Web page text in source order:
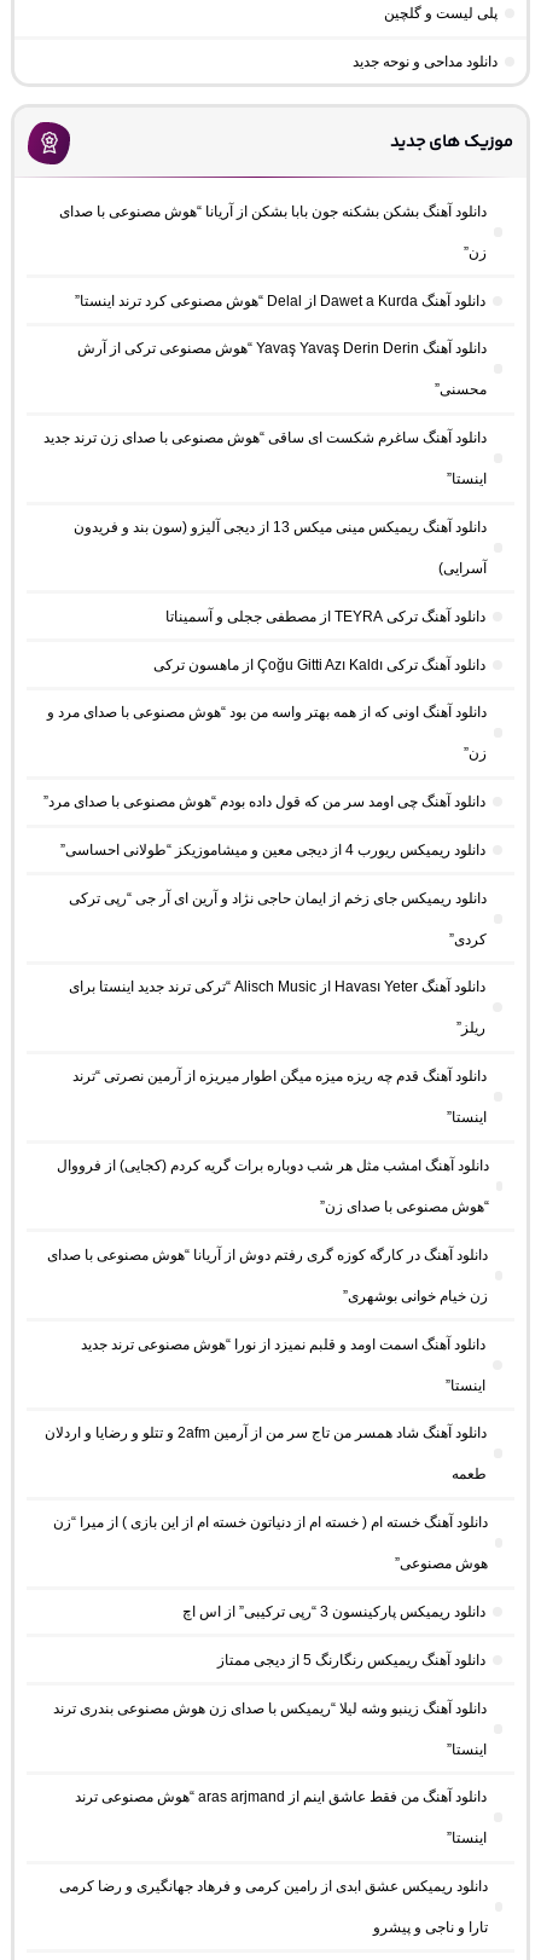
پلی لیست و گلچین
دانلود مداحی و نوحه جدید
موزیک های جدید
دانلود آهنگ بشکن بشکنه جون بابا بشکن از آریانا “هوش مصنوعی با صدای
زن”
دانلود آهنگ Dawet a Kurda از Delal “هوش مصنوعی کرد ترند اینستا”
دانلود آهنگ Yavaş Yavaş Derin Derin “هوش مصنوعی ترکی از آرش
محسنی”
دانلود آهنگ ساغرم شکست ای ساقی “هوش مصنوعی با صدای زن ترند جدید
اینستا”
دانلود آهنگ ریمیکس مینی میکس 13 از دیجی آلیزو (سون بند و فریدون
آسرایی)
دانلود آهنگ ترکی TEYRA از مصطفی ججلی و آسمیناتا
دانلود آهنگ ترکی Çoğu Gitti Azı Kaldı از ماهسون ترکی
دانلود آهنگ اونی که از همه بهتر واسه من بود “هوش مصنوعی با صدای مرد و
زن”
دانلود آهنگ چی اومد سر من که قول داده بودم “هوش مصنوعی با صدای مرد”
دانلود ریمیکس ریورب 4 از دیجی معین و میشاموزیکز “طولانی احساسی”
دانلود ریمیکس جای زخم از ایمان حاجی نژاد و آرین ای آر جی “رپی ترکی
کردی”
دانلود آهنگ Havası Yeter از Alisch Music “ترکی ترند جدید اینستا برای
ریلز”
دانلود آهنگ ﻗﺪم ﭼﻪ رﻳﺰه ﻣﻴﺰه ﻣﻴﮕﻦ اﻃﻮار ﻣﻴﺮﻳﺰه از آرمین نصرتی “ترند
اینستا”
دانلود آهنگ امشب مثل هر شب دوباره برات گریه کردم (کجایی) از فرووال
“هوش مصنوعی با صدای زن”
دانلود آهنگ در کارگه کوزه گری رفتم دوش از آریانا “هوش مصنوعی با صدای
زن خیام خوانی بوشهری”
دانلود آهنگ اسمت اومد و قلبم نمیزد از نورا “هوش مصنوعی ترند جدید
اینستا”
دانلود آهنگ شاد همسر من تاج سر من از آرمین 2afm و تتلو و رضایا و اردلان
طعمه
دانلود آهنگ خسته ام ( خسته ام از دنیاتون خسته ام از این بازی ) از میرا “زن
هوش مصنوعی”
دانلود ریمیکس پارکینسون 3 “رپی ترکیبی” از اس اچ
دانلود آهنگ ریمیکس رنگارنگ 5 از دیجی ممتاز
دانلود آهنگ زینبو وشه لیلا “ریمیکس با صدای زن هوش مصنوعی بندری ترند
اینستا”
دانلود آهنگ من فقط عاشق اینم از aras arjmand “هوش مصنوعی ترند
اینستا”
دانلود ریمیکس عشق ابدی از رامین کرمی و فرهاد جهانگیری و رضا کرمی
تارا و ناجی و پیشرو